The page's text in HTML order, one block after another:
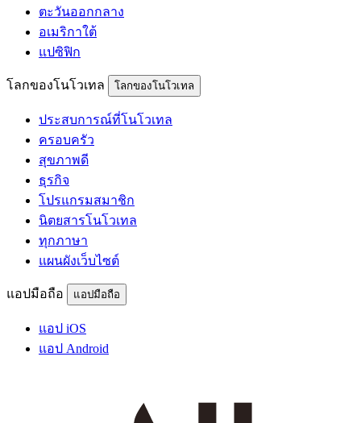
ตะวันออกกลาง
อเมริกาใต้
แปซิฟิก
โลกของโนโวเทล โลกของโนโวเทล
ประสบการณ์ที่โนโวเทล
ครอบครัว
สุขภาพดี
ธุรกิจ
โปรแกรมสมาชิก
นิตยสารโนโวเทล
ทุกภาษา
แผนผังเว็บไซต์
แอปมือถือ แอปมือถือ
แอป iOS
แอป Android